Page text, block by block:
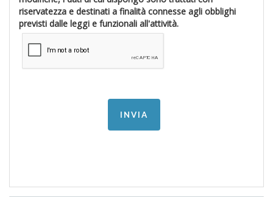
riservatezza e destinati a finalità connesse agli obblighi
previsti dalle leggi e funzionali all'attività.